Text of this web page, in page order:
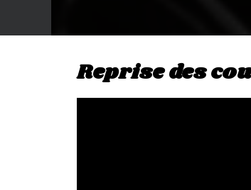
Reprise des